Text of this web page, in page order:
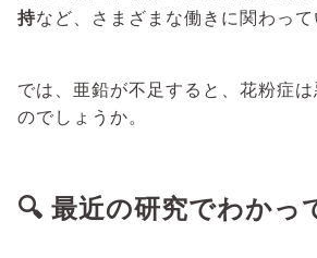
持など、さまざまな働きに関わって
では、亜鉛が不足すると、花粉症
のでしょうか。
🔍 最近の研究でわかっ